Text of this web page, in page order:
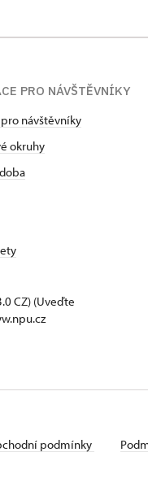
PRO NÁVŠTĚVNÍKY
návštěvníky
okruhy
CZ) (Uveďte
podmínky